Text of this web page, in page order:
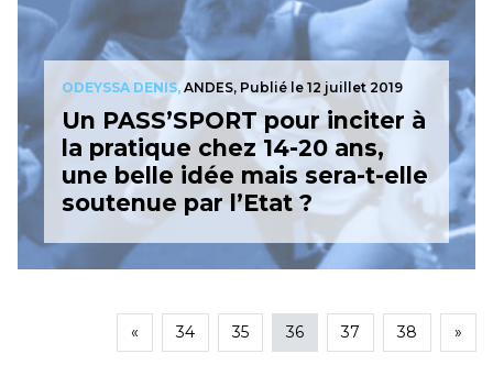
ODEYSSA DENIS, ANDES, Publié le 12 juillet 2019
Un PASS’SPORT pour inciter à
la pratique chez 14-20 ans,
une belle idée mais sera-t-elle
soutenue par l’Etat ?
« 34 35 36 37 38 »